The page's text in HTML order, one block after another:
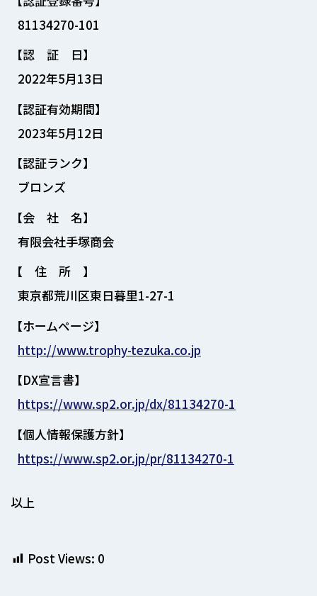
81134270-101
【認 証 日】
2022年5月13日
【認証有効期間】
2023年5月12日
【認証ランク】
ブロンズ
【会 社 名】
有限会社手塚商会
【 住 所 】
東京都荒川区東日暮里1-27-1
【ホームページ】
http://www.trophy-tezuka.co.jp
【DX宣言書】
https://www.sp2.or.jp/dx/81134270-1
【個人情報保護方針】
https://www.sp2.or.jp/pr/81134270-1
以上
Post Views: 0